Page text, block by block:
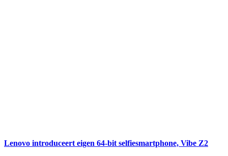
Lenovo introduceert eigen 64-bit selfiesmartphone, Vibe Z2